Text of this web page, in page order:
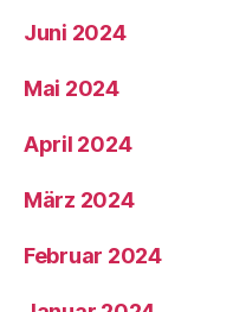
Juni 2024
Mai 2024
April 2024
März 2024
Februar 2024